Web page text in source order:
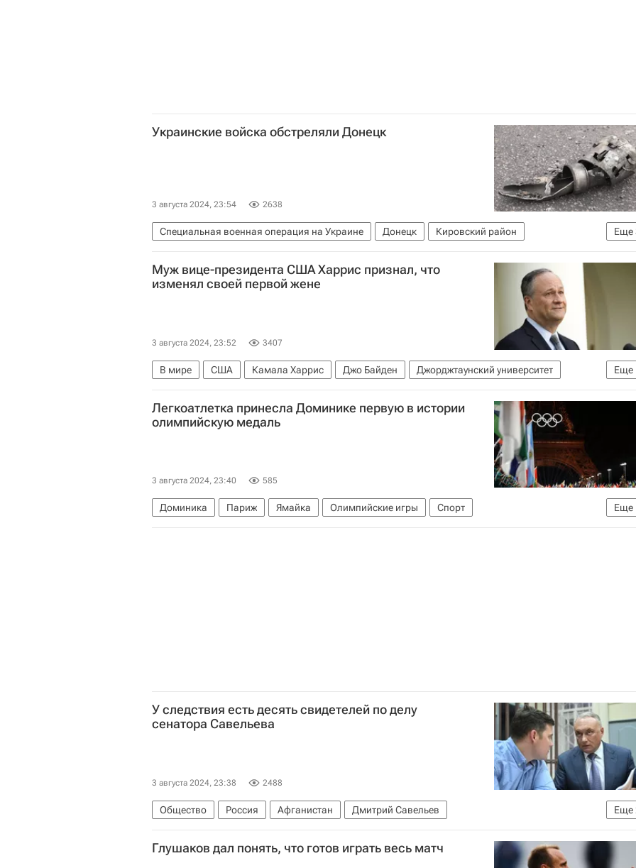
Украинские войска обстреляли Донецк
3 августа 2024, 23:54 2638
Еще
Специальная военная операция на Украине Донецк
Кировский район
Донецкая Народная Республика
СЦКК Происшествия
Муж вице-президента США Харрис признал, что
изменял своей первой жене
3 августа 2024, 23:52 3407
Еще
В мире США Камала Харрис Джо Байден
Джорджтаунский университет
Выборы президента США — 2024
Легкоатлетка принесла Доминике первую в истории
олимпийскую медаль
3 августа 2024, 23:40 585
Еще
Доминика Париж Ямайка Олимпийские игры
Спорт
Летние Олимпийские игры 2024
У следствия есть десять свидетелей по делу
сенатора Савельева
3 августа 2024, 23:38 2488
Еще
Общество Россия Афганистан
Дмитрий Савельев
Следственный комитет России (СК РФ)
Дело сенатора Савельева
Глушаков дал понять, что готов играть весь матч